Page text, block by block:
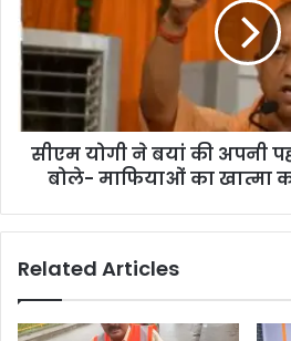
सीएम योगी ने बयां की अपनी
बोले- माफियाओं का खात्मा
Related Articles